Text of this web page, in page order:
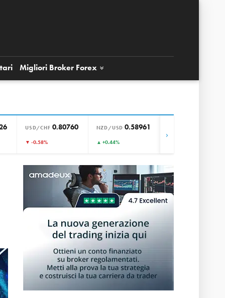
Migliori Broker Forex
USD/CHF 0.80760
▼ -0.58%
NZD/USD 0.58961
▲ +0.44%
›